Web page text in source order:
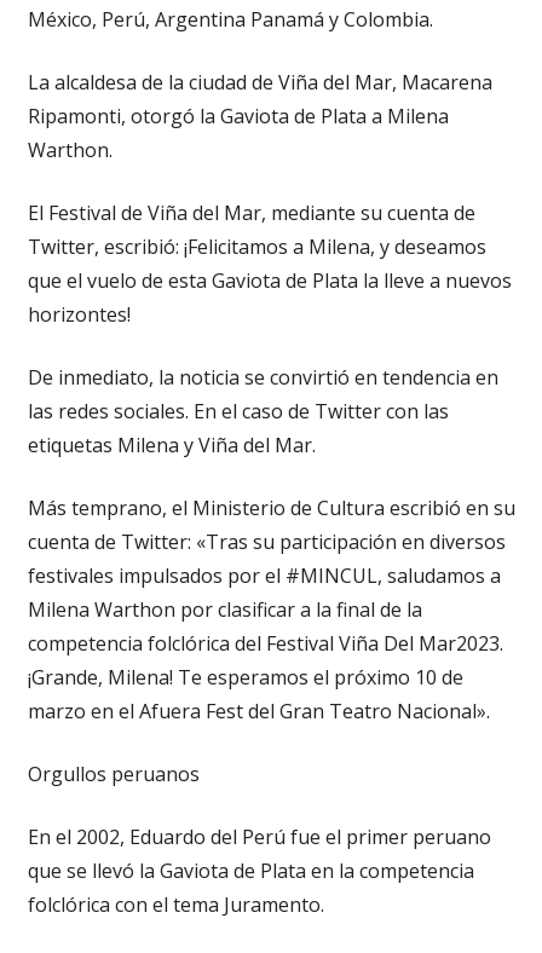
México, Perú, Argentina Panamá y Colombia.
La alcaldesa de la ciudad de Viña del Mar, Macarena
Ripamonti, otorgó la Gaviota de Plata a Milena
Warthon.
El Festival de Viña del Mar, mediante su cuenta de
Twitter, escribió: ¡Felicitamos a Milena, y deseamos
que el vuelo de esta Gaviota de Plata la lleve a nuevos
horizontes!
De inmediato, la noticia se convirtió en tendencia en
las redes sociales. En el caso de Twitter con las
etiquetas Milena y Viña del Mar.
Más temprano, el Ministerio de Cultura escribió en su
cuenta de Twitter: «Tras su participación en diversos
festivales impulsados por el #MINCUL, saludamos a
Milena Warthon por clasificar a la final de la
competencia folclórica del Festival Viña Del Mar2023.
¡Grande, Milena! Te esperamos el próximo 10 de
marzo en el Afuera Fest del Gran Teatro Nacional».
Orgullos peruanos
En el 2002, Eduardo del Perú fue el primer peruano
que se llevó la Gaviota de Plata en la competencia
folclórica con el tema Juramento.